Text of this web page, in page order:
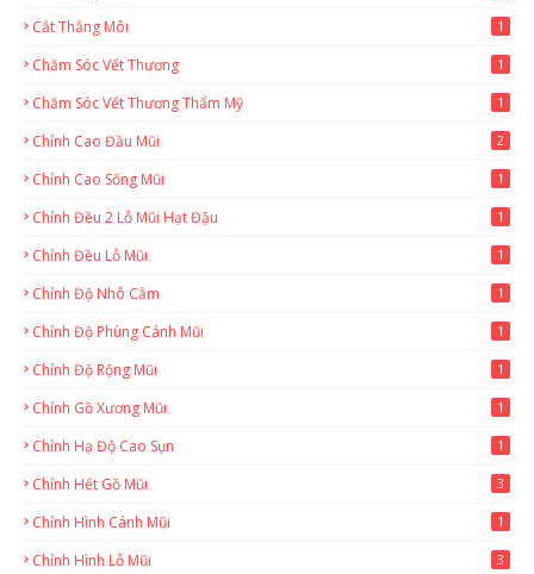
Cắt Thắng Môi 1
Chăm Sóc Vết Thương 1
Chăm Sóc Vết Thương Thẩm Mỹ 1
Chỉnh Cao Đầu Mũi 2
Chỉnh Cao Sống Mũi 1
Chỉnh Đều 2 Lỗ Mũi Hạt Đậu 1
Chỉnh Đều Lỗ Mũi 1
Chỉnh Độ Nhô Cằm 1
Chỉnh Độ Phùng Cánh Mũi 1
Chỉnh Độ Rộng Mũi 1
Chỉnh Gồ Xương Mũi 1
Chỉnh Hạ Độ Cao Sụn 1
Chỉnh Hết Gồ Mũi 3
Chỉnh Hình Cánh Mũi 1
Chỉnh Hình Lỗ Mũi 3